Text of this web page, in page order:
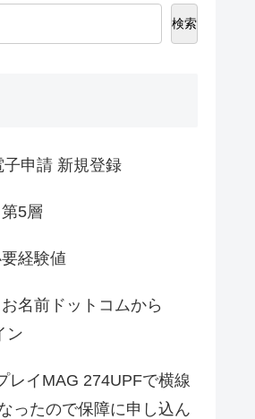
検索
申請 新規登録
5層
経験値
名前ドットコムから
ン
レイMAG 274UPFで横線
ったので保障に申し込ん